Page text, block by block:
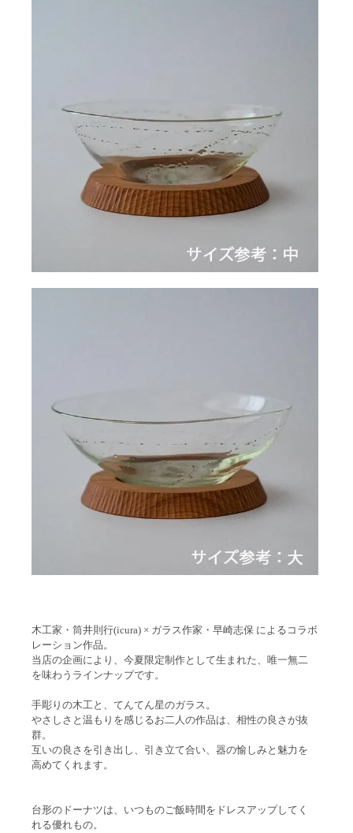
木工家・筒井則行(icura) × ガラス作家・早崎志保 によるコラボ
レーション作品。
当店の企画により、今夏限定制作として生まれた、唯一無二
を味わうラインナップです。
手彫りの木工と、てんてん星のガラス。
やさしさと温もりを感じるお二人の作品は、相性の良さが抜
群。
互いの良さを引き出し、引き立て合い、器の愉しみと魅力を
高めてくれます。
台形のドーナツは、いつものご飯時間をドレスアップしてく
れる優れもの。